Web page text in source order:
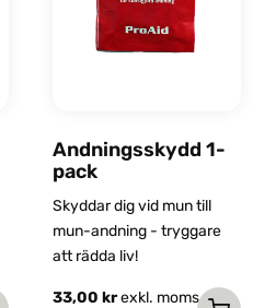
Andningsskydd 1-
pack
Skyddar dig vid mun till
mun-andning - tryggare
att rädda liv!
33,00 krexkl. moms